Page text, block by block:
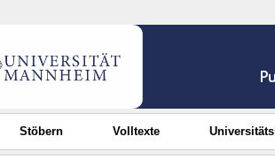
Stöbern Volltexte